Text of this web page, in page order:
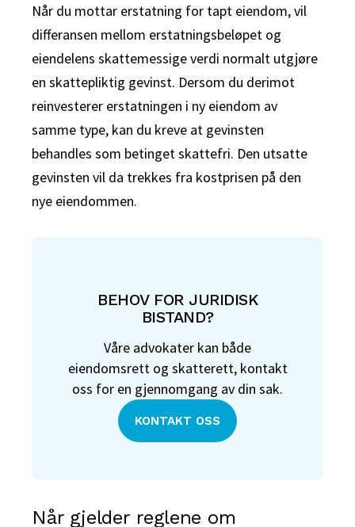
Når du mottar erstatning for tapt eiendom, vil
differansen mellom erstatningsbeløpet og
eiendelens skattemessige verdi normalt utgjøre
en skattepliktig gevinst. Dersom du derimot
reinvesterer erstatningen i ny eiendom av
samme type, kan du kreve at gevinsten
behandles som betinget skattefri. Den utsatte
gevinsten vil da trekkes fra kostprisen på den
nye eiendommen.
BEHOV FOR JURIDISK
BISTAND?
Våre advokater kan både
eiendomsrett og skatterett, kontakt
oss for en gjennomgang av din sak.
KONTAKT OSS
Når gjelder reglene om